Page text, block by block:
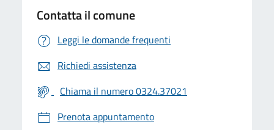
Contatta il comune
Leggi le domande frequenti
Richiedi assistenza
Chiama il numero 0324.37021
Prenota appuntamento